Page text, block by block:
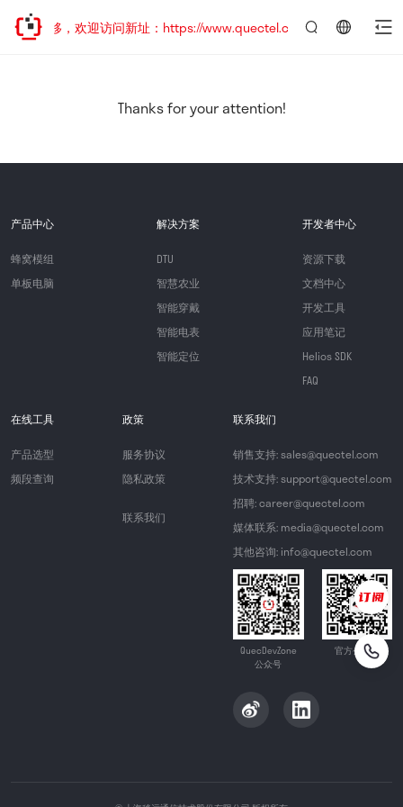
址已迁移，欢迎访问新址：https://www.quectel.com.cn
Thanks for your attention!
产品中心
蜂窝模组
单板电脑
解决方案
DTU
智慧农业
智能穿戴
智能电表
智能定位
开发者中心
资源下载
文档中心
开发工具
应用笔记
Helios SDK
FAQ
在线工具
产品选型
频段查询
政策
服务协议
隐私政策
联系我们
联系我们
销售支持: sales@quectel.com
技术支持: support@quectel.com
招聘: career@quectel.com
媒体联系: media@quectel.com
其他咨询: info@quectel.com
QuecDevZone
公众号
官方公众号